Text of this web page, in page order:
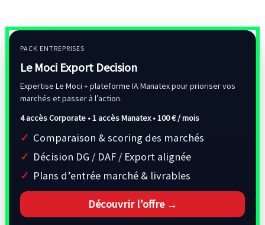
PACK ENTREPRISES
Le Moci Export Decision
Expertise Le Moci + plateforme IA Manatex pour prioriser vos
marchés et passer à l’action.
4 accès Corporate • 1 accès Manatex •100 € / mois
Comparaison & scoring des marchés
Décision DG / DAF / Export alignée
Plans d’entrée marché & livrables
Découvrir l’offre →